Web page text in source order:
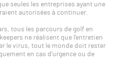
seules les entreprises ayant une
autorisées à continuer.
tous les parcours de golf en
ne réalisent que l’entretien
le virus, tout le monde doit rester
en cas d’urgence ou de